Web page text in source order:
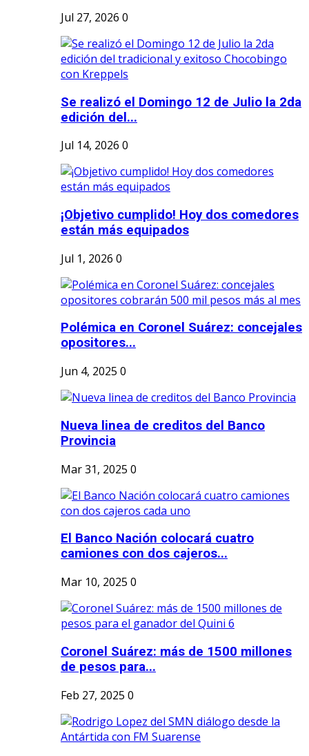
Jul 27, 2026 0
Se realizó el Domingo 12 de Julio la 2da
edición del...
Jul 14, 2026 0
¡Objetivo cumplido! Hoy dos comedores
están más equipados
Jul 1, 2026 0
Polémica en Coronel Suárez: concejales
opositores...
Jun 4, 2025 0
Nueva linea de creditos del Banco
Provincia
Mar 31, 2025 0
El Banco Nación colocará cuatro
camiones con dos cajeros...
Mar 10, 2025 0
Coronel Suárez: más de 1500 millones
de pesos para...
Feb 27, 2025 0